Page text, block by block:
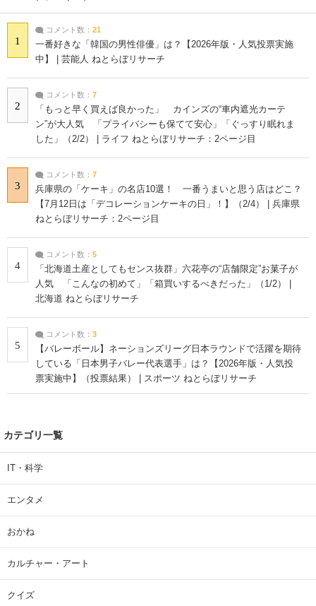
1
コメント数： 21
一番好きな「韓国の男性俳優」は？【2026年版・人気投票実施
中】 | 芸能人 ねとらぼリサーチ
2
コメント数： 7
「もっと早く買えば良かった」 カインズの“車内遮光カーテ
ン”が大人気 「プライバシーも保てて安心」「ぐっすり眠れま
した」（2/2） | ライフ ねとらぼリサーチ：2ページ目
3
コメント数： 7
兵庫県の「ケーキ」の名店10選！ 一番うまいと思う店はどこ？
【7月12日は「デコレーションケーキの日」！】（2/4） | 兵庫県
ねとらぼリサーチ：2ページ目
4
コメント数： 5
「北海道土産としてもセンス抜群」六花亭の“店舗限定”お菓子が
人気 「こんなの初めて」「箱買いするべきだった」（1/2） |
北海道 ねとらぼリサーチ
5
コメント数： 3
【バレーボール】ネーションズリーグ日本ラウンドで活躍を期待
している「日本男子バレー代表選手」は？【2026年版・人気投
票実施中】（投票結果） | スポーツ ねとらぼリサーチ
カテゴリ一覧
IT・科学
エンタメ
おかね
カルチャー・アート
クイズ